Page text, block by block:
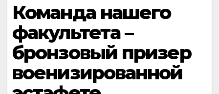
Команда нашего
факультета –
бронзовый призер
военизированной